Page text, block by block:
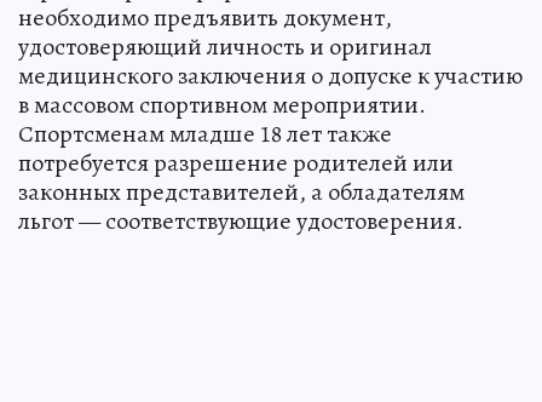
необходимо предъявить документ,
удостоверяющий личность и оригинал
медицинского заключения о допуске к участию
в массовом спортивном мероприятии.
Спортсменам младше 18 лет также
потребуется разрешение родителей или
законных представителей, а обладателям
льгот — соответствующие удостоверения.